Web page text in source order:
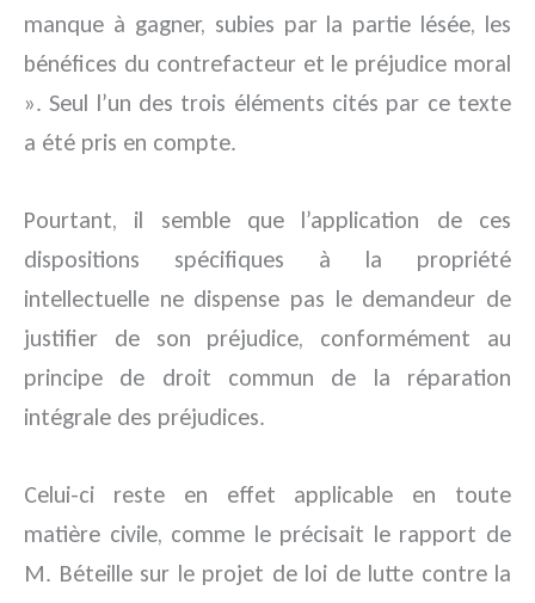
manque à gagner, subies par la partie lésée, les
bénéfices du contrefacteur et le préjudice moral
». Seul l’un des trois éléments cités par ce texte
a été pris en compte.
Pourtant, il semble que l’application de ces
dispositions spécifiques à la propriété
intellectuelle ne dispense pas le demandeur de
justifier de son préjudice, conformément au
principe de droit commun de la réparation
intégrale des préjudices.
Celui-ci reste en effet applicable en toute
matière civile, comme le précisait le rapport de
M. Béteille sur le projet de loi de lutte contre la